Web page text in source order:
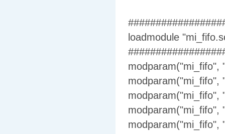
loadmodule
modparam("mi_fifo",
modparam("mi_fifo",
modparam("mi_fifo",
modparam("mi_fifo",
modparam("mi_fifo",